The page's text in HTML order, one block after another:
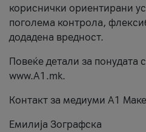
кориснички ориентирани
поголема контрола,
додадена вредност.
Повеќе детали за понудата
www.А1.mk.
Контакт за медиуми А1
Емилија Зографска